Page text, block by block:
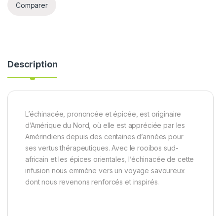
Comparer
Description
L’échinacée, prononcée et épicée, est originaire
d’Amérique du Nord, où elle est appréciée par les
Amérindiens depuis des centaines d’années pour
ses vertus thérapeutiques. Avec le rooibos sud-
africain et les épices orientales, l’échinacée de cette
infusion nous emmène vers un voyage savoureux
dont nous revenons renforcés et inspirés.